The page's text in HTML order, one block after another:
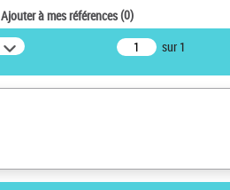
Ajouter à mes références(0)
sur 1